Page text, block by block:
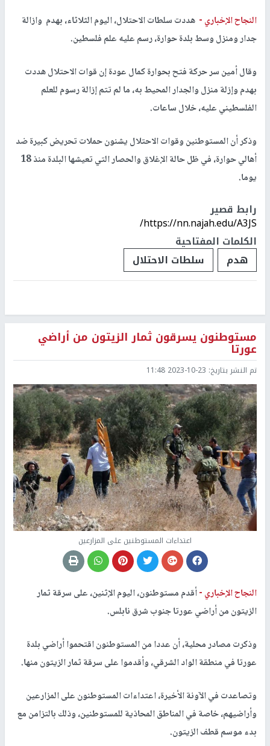
النجاح الإخباري - هددت سلطات الاحتلال، اليوم الثلاثاء، بهدم وازالة
جدار ومنزل وسط بلدة حوارة، رسم عليه علم فلسطين.
وقال أمين سر حركة فتح بحوارة كمال عودة إن قوات الاحتلال هددت
بهدم وإزلة منزل والجدار المحيط به، ما لم تتم إزالة رسوم للعلم
الفلسطيني عليه، خلال ساعات.
وذكر أن المستوطنين وقوات الاحتلال يشنون حملات تحريض كبيرة ضد
أهالي حوارة، في ظل حالة الإغلاق والحصار التي تعيشها البلدة منذ 18
يوما.
رابط قصير
https://nn.najah.edu/A3JS/
الكلمات المفتاحية
هدم
سلطات الاحتلال
مستوطنون يسرقون ثمار الزيتون من أراضي
عورتا
تم النشر بتاريخ: 2023-10-23 11:48
اعتداءات المستوطنين على المزارعين
النجاح الإخباري -أقدم مستوطنون، اليوم الإثنين، على سرقة ثمار
الزيتون من أراضي عورتا جنوب شرق نابلس.
وذكرت مصادر محلية، أن عددا من المستوطنون اقتحموا أراضي بلدة
عورتا في منطقة الواد الشرقي، وأقدموا على سرقة ثمار الزيتون منها.
وتصاعدت في الآونة الأخيرة، اعتداءات المستوطنون على المزارعين
وأراضيهم، خاصة في المناطق المحاذية للمستوطنين، وذلك بالتزامن مع
بدء موسم قطف الزيتون.